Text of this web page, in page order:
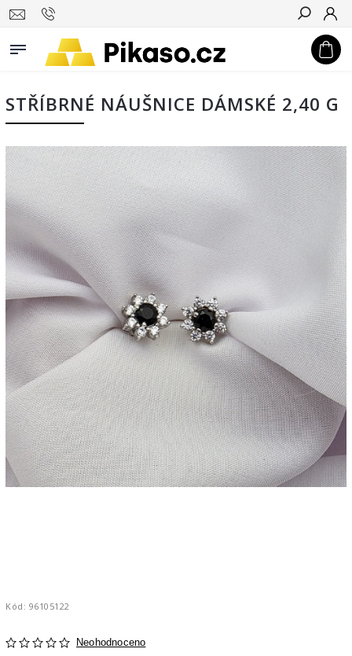
Hledat
STŘÍBRNÉ NÁUŠNICE DÁMSKÉ 2,40 G
Kód: 96105122
Neohodnoceno